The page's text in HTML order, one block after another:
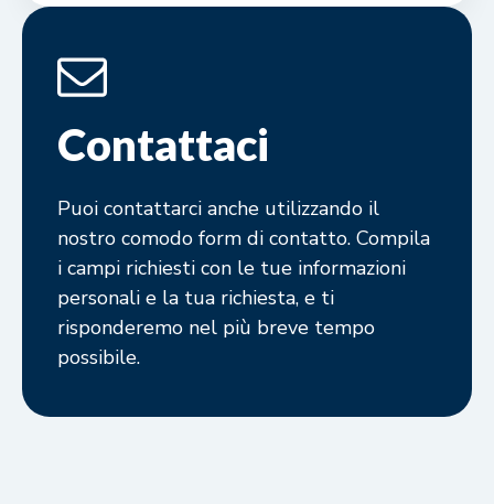
Contattaci
Puoi contattarci anche utilizzando il
nostro comodo form di contatto. Compila
i campi richiesti con le tue informazioni
personali e la tua richiesta, e ti
risponderemo nel più breve tempo
possibile.